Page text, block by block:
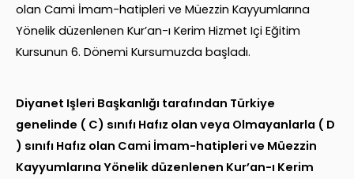
olan Cami İmam-hatipleri ve Müezzin Kayyumlarına
Yönelik düzenlenen Kur’an-ı Kerim Hizmet Içi Eğitim
Kursunun 6. Dönemi Kursumuzda başladı.
Diyanet Işleri Başkanlığı tarafından Türkiye
genelinde ( C) sınıfı Hafız olan veya Olmayanlarla ( D
) sınıfı Hafız olan Cami İmam-hatipleri ve Müezzin
Kayyumlarına Yönelik düzenlenen Kur’an-ı Kerim